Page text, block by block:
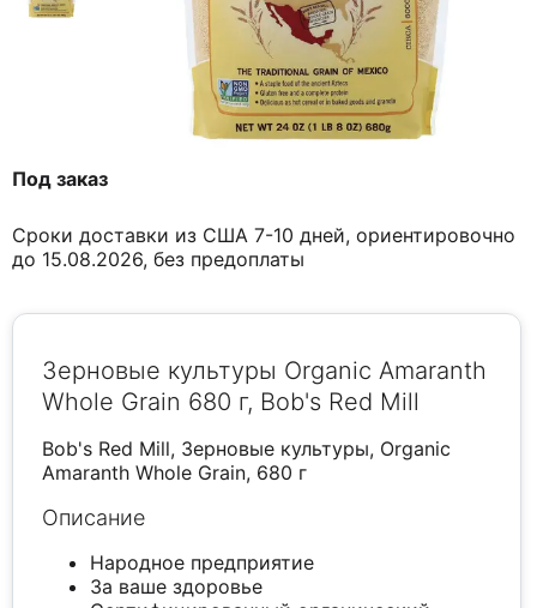
Под заказ
Сроки доставки из США 7-10 дней, ориентировочно
до 15.08.2026, без предоплаты
Зерновые культуры Organic Amaranth
Whole Grain 680 г, Bob's Red Mill
Bob's Red Mill, Зерновые культуры, Organic
Amaranth Whole Grain, 680 г
Описание
Народное предприятие
За ваше здоровье